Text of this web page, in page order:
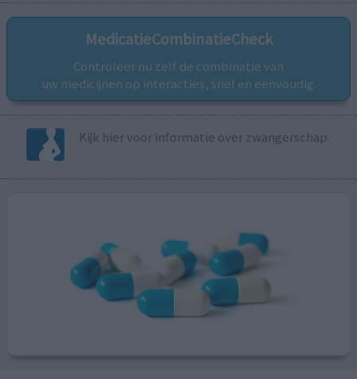
MedicatieCombinatieCheck
Controleer nu zelf de combinatie van
uw medicijnen op interacties, snel en eenvoudig.
Kijk hier voor informatie over zwangerschap.